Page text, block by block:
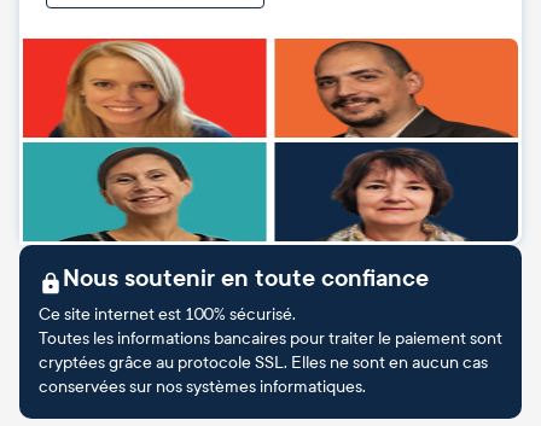
Nous soutenir en toute confiance
Ce site internet est 100% sécurisé.
Toutes les informations bancaires pour traiter le paiement sont
cryptées grâce au protocole SSL. Elles ne sont en aucun cas
conservées sur nos systèmes informatiques.